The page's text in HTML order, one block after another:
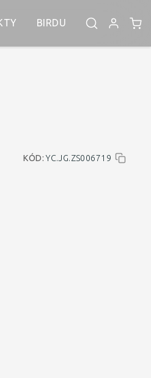
BIRDU
KÓD: YC.JG.ZS006719